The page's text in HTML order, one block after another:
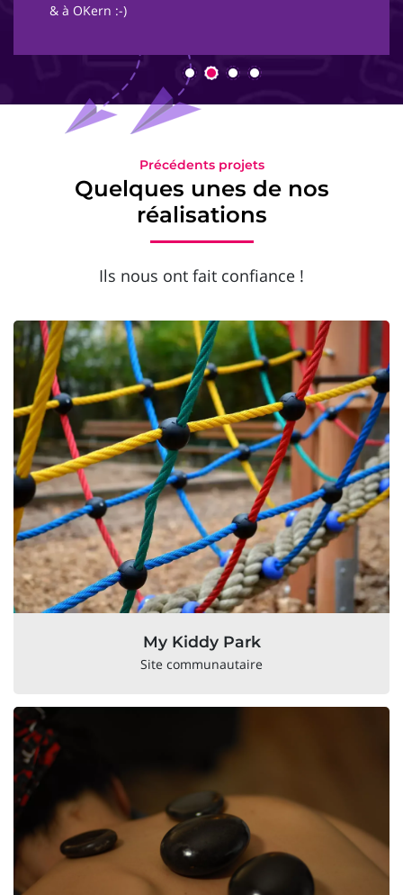
& à OKern :-)
Précédents projets
Quelques unes de nos
réalisations
Ils nous ont fait confiance !
My Kiddy Park
Site communautaire